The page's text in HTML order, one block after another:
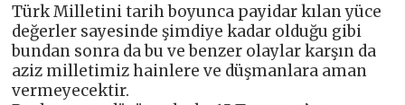
Türk Milletini tarih boyunca payidar kılan yüce
değerler sayesinde şimdiye kadar olduğu gibi
bundan sonra da bu ve benzer olaylar karşın da
aziz milletimiz hainlere ve düşmanlara aman
vermeyecektir.